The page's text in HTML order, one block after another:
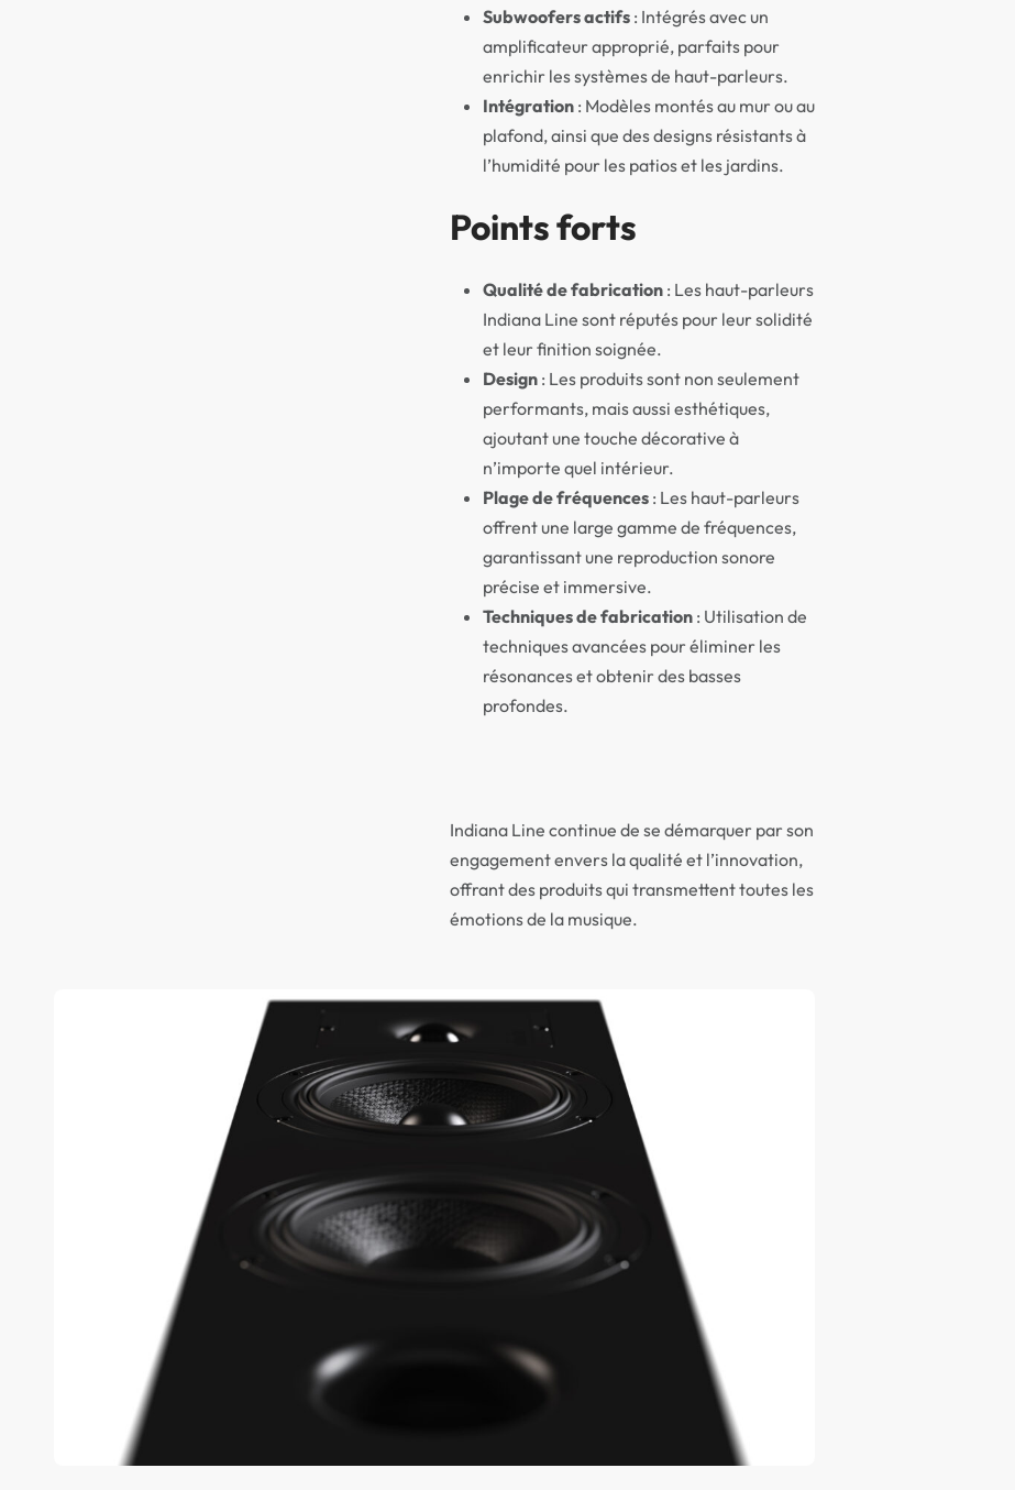
Subwoofers actifs: Intégrés avec un
amplificateur approprié, parfaits pour
enrichir les systèmes de haut-parleurs.
Intégration: Modèles montés au mur ou au
plafond, ainsi que des designs résistants à
l’humidité pour les patios et les jardins.
Points forts
Qualité de fabrication: Les haut-parleurs
Indiana Line sont réputés pour leur solidité
et leur finition soignée.
Design: Les produits sont non seulement
performants, mais aussi esthétiques,
ajoutant une touche décorative à
n’importe quel intérieur.
Plage de fréquences: Les haut-parleurs
offrent une large gamme de fréquences,
garantissant une reproduction sonore
précise et immersive.
Techniques de fabrication: Utilisation de
techniques avancées pour éliminer les
résonances et obtenir des basses
profondes.
Indiana Line continue de se démarquer par son
engagement envers la qualité et l’innovation,
offrant des produits qui transmettent toutes les
émotions de la musique.